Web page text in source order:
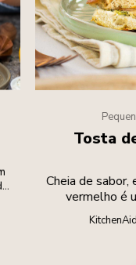
Tosta
Cheia de
vermelho é